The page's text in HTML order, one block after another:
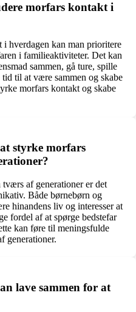
morfars kontakt i
hverdagen kan man prioritere
i familieaktiviteter. Det kan
sammen, gå ture, spille
til at være sammen og skabe
morfars kontakt og skabe
styrke morfars
af generationer er det
Både børnebørn og
hinandens liv og interesser at
fordel af at spørge bedstefar
kan føre til meningsfulde
generationer.
lave sammen for at